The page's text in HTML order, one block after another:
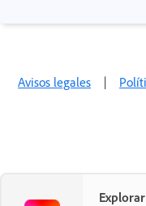
Avisos legales |